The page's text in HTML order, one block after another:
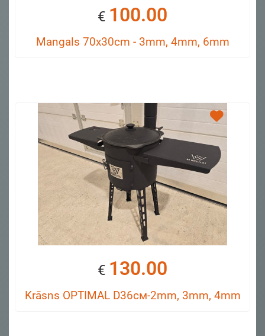
€ 100.00
Mangals 70x30cm - 3mm, 4mm, 6mm
€ 130.00
Krāsns OPTIMAL D36см-2mm, 3mm, 4mm